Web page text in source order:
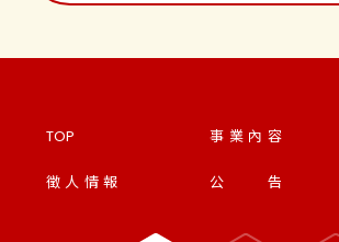
TOP 事業內容
徵人情報 公告